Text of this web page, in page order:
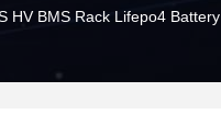
HV BMS Rack Lifepo4 Battery